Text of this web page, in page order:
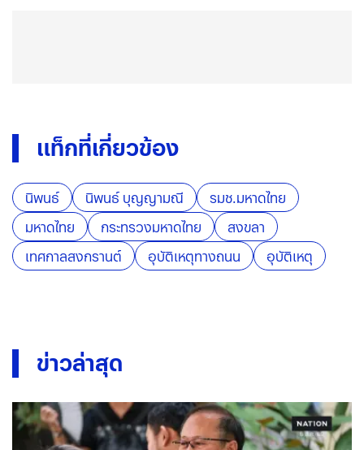
แท็กที่เกี่ยวข้อง
นิพนธ์ นิพนธ์ บุญญามณี
รมช.มหาดไทย
มหาดไทย
กระทรวงมหาดไทย
สงขลา
เทศกาลสงกรานต์
อุบัติเหตุทางถนน อุบัติเหตุ
ข่าวล่าสุด